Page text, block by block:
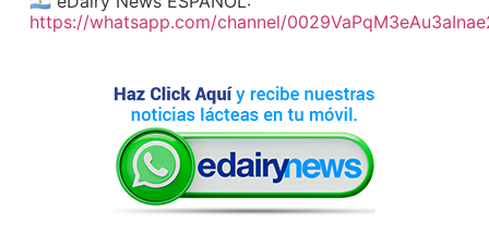
https://whatsapp.com/channel/